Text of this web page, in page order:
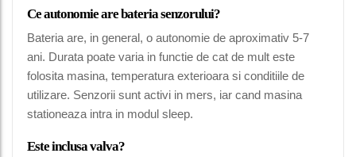
Ce autonomie are bateria senzorului?
Bateria are, in general, o autonomie de aproximativ 5-7
ani. Durata poate varia in functie de cat de mult este
folosita masina, temperatura exterioara si conditiile de
utilizare. Senzorii sunt activi in mers, iar cand masina
stationeaza intra in modul sleep.
Este inclusa valva?